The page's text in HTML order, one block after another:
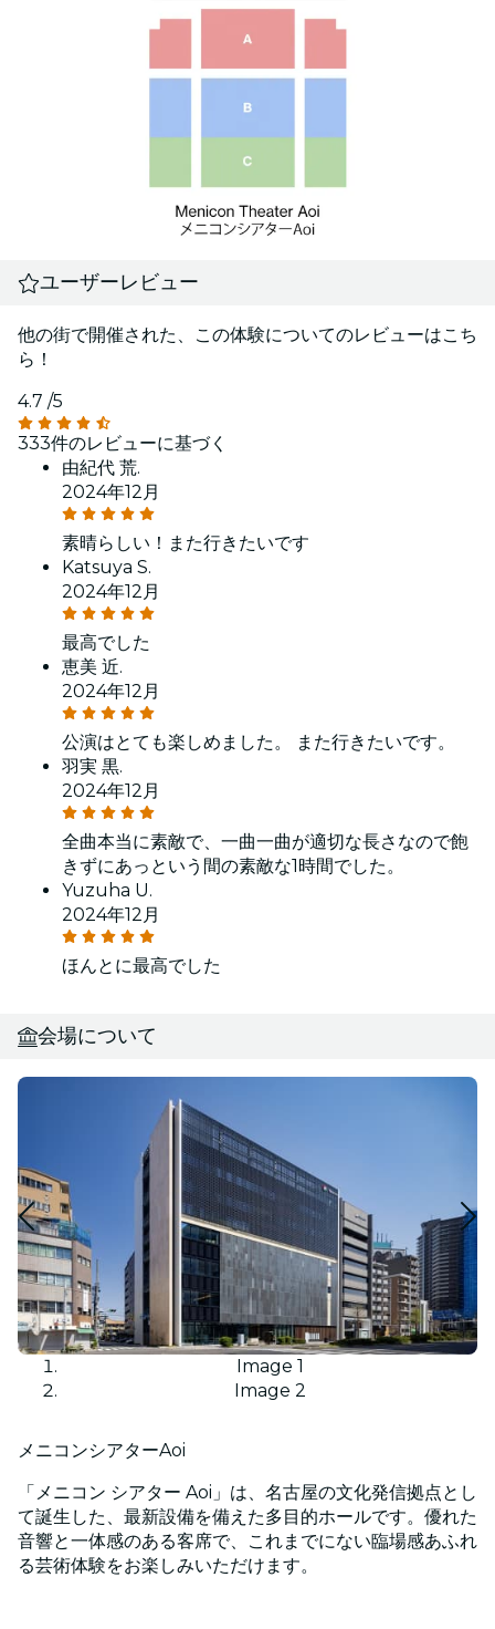
ユーザーレビュー
他の街で開催された、この体験についてのレビューはこち
ら！
4.7 /5
333件のレビューに基づく
由紀代 荒.
2024年12月
素晴らしい！また行きたいです
Katsuya S.
2024年12月
最高でした
恵美 近.
2024年12月
公演はとても楽しめました。 また行きたいです。
羽実 黒.
2024年12月
全曲本当に素敵で、一曲一曲が適切な長さなので飽
きずにあっという間の素敵な1時間でした。
Yuzuha U.
2024年12月
ほんとに最高でした
会場について
Image 1
Image 2
メニコンシアターAoi
「メニコン シアター Aoi」は、名古屋の文化発信拠点とし
て誕生した、最新設備を備えた多目的ホールです。優れた
音響と一体感のある客席で、これまでにない臨場感あふれ
る芸術体験をお楽しみいただけます。